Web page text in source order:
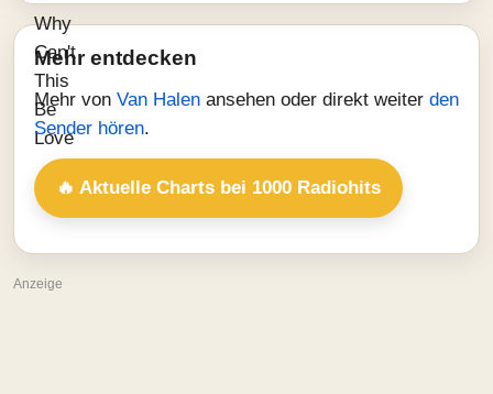
Mehr entdecken
Mehr von Van Halen ansehen oder direkt weiter den
Sender hören.
🔥 Aktuelle Charts bei 1000 Radiohits
Anzeige